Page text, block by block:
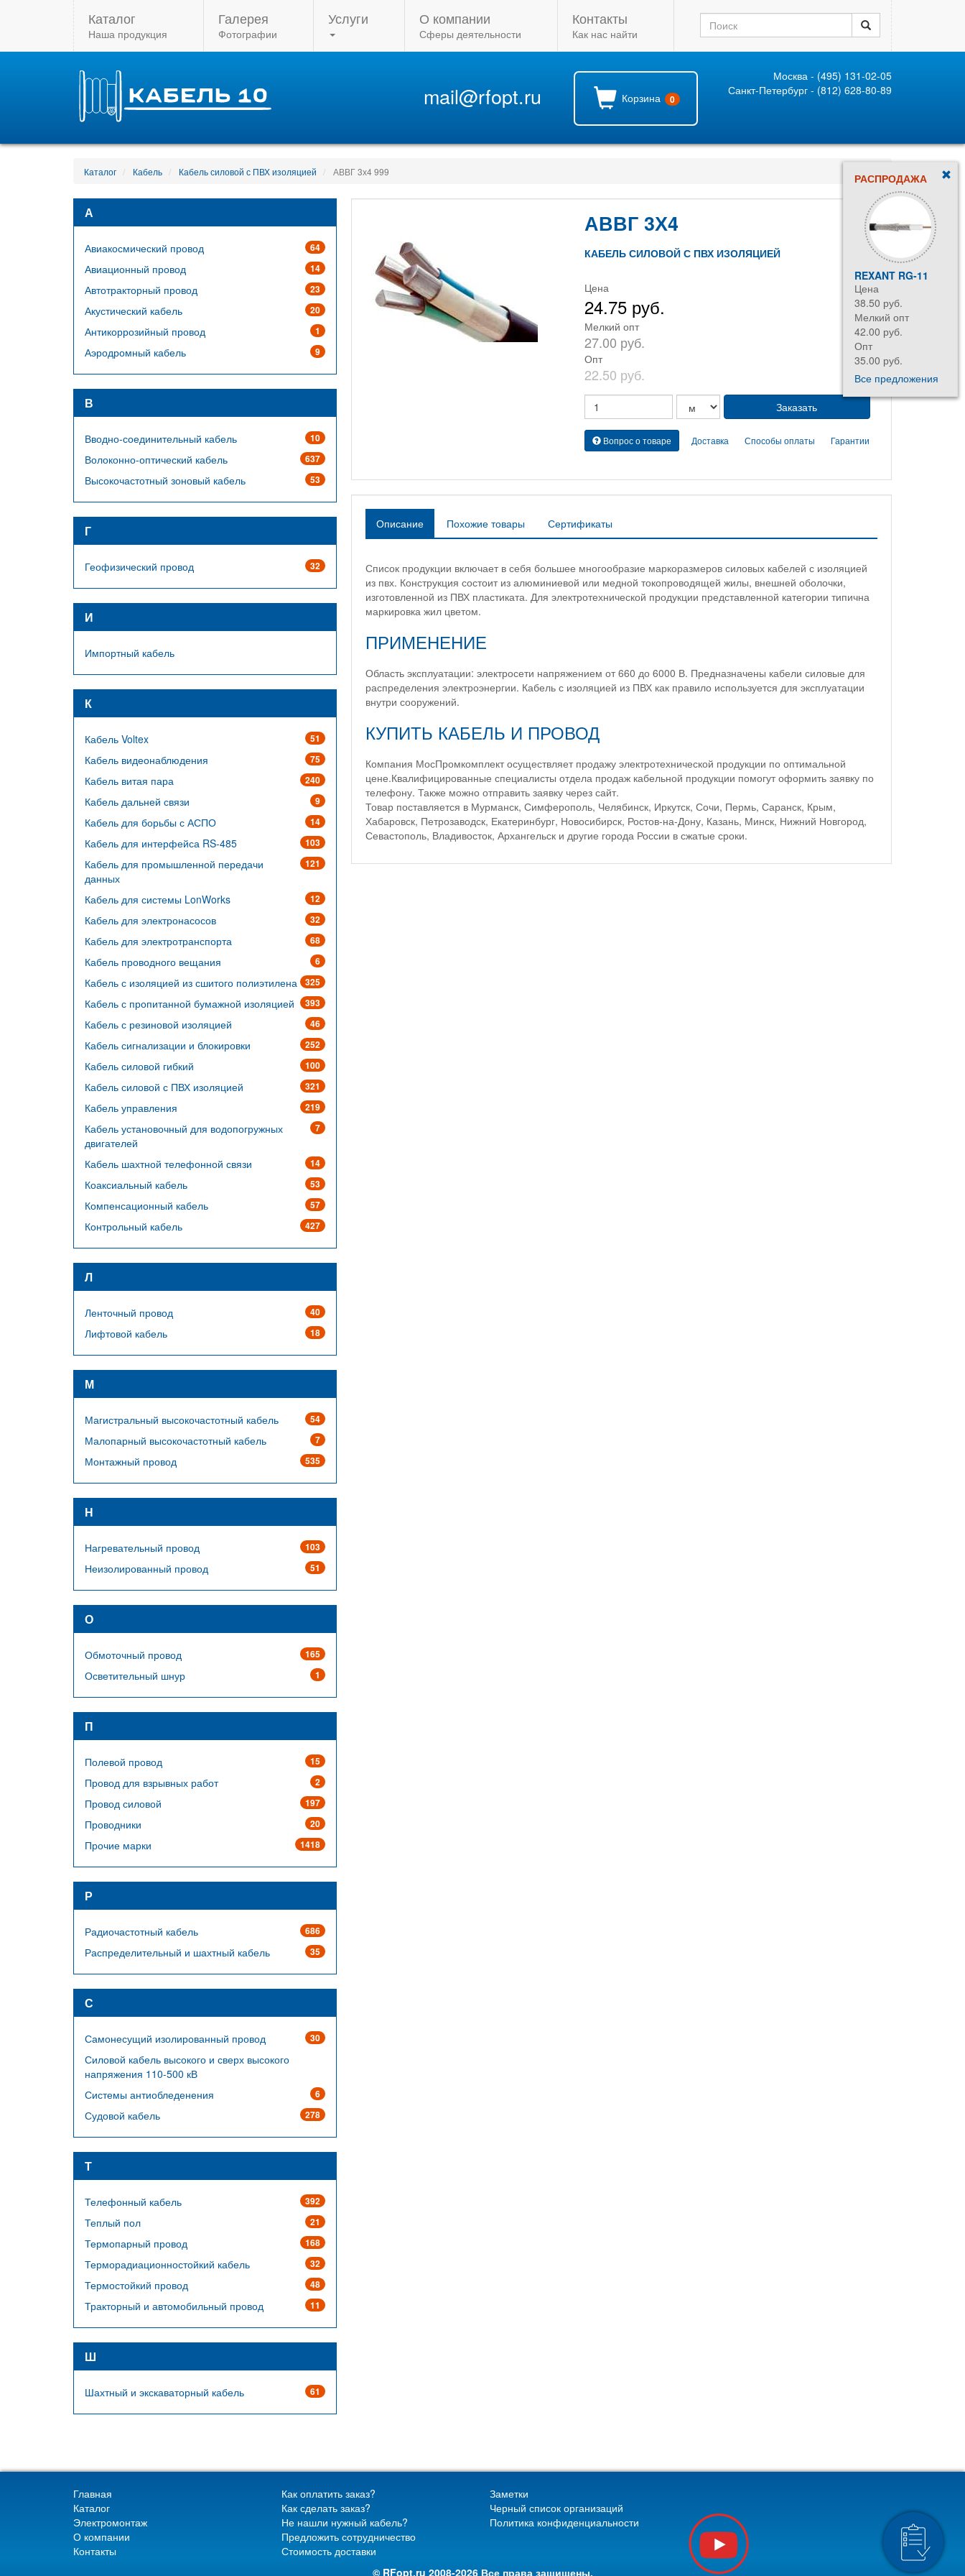
Каталог
Наша продукция
Галерея
Фотографии
Услуги О компании
Сферы деятельности
Контакты
Как нас найти
mail@rfopt.ru Корзина 0
Москва - (495) 131-02-05
Санкт-Петербург - (812) 628-80-89
РАСПРОДАЖА
REXANT RG-11
Цена
38.50 руб.
Мелкий опт
42.00 руб.
Опт
35.00 руб.
Все предложения
Каталог Кабель Кабель силовой с ПВХ изоляцией АВВГ 3х4 999
А
64
Авиакосмический провод
14
Авиационный провод
23
Автотракторный провод
20
Акустический кабель
1
Антикоррозийный провод
9
Аэродромный кабель
В
10
Вводно-соединительный кабель
637
Волоконно-оптический кабель
53
Высокочастотный зоновый кабель
Г
32
Геофизический провод
И
Импортный кабель
К
51
Кабель Voltex
75
Кабель видеонаблюдения
240
Кабель витая пара
9
Кабель дальней связи
14
Кабель для борьбы с АСПО
103
Кабель для интерфейса RS-485
121
Кабель для промышленной передачи
данных
12
Кабель для системы LonWorks
32
Кабель для электронасосов
68
Кабель для электротранспорта
6
Кабель проводного вещания
325
Кабель с изоляцией из сшитого полиэтилена
393
Кабель с пропитанной бумажной изоляцией
46
Кабель с резиновой изоляцией
252
Кабель сигнализации и блокировки
100
Кабель силовой гибкий
321
Кабель силовой с ПВХ изоляцией
219
Кабель управления
7
Кабель установочный для водопогружных
двигателей
14
Кабель шахтной телефонной связи
53
Коаксиальный кабель
57
Компенсационный кабель
427
Контрольный кабель
Л
40
Ленточный провод
18
Лифтовой кабель
М
54
Магистральный высокочастотный кабель
7
Малопарный высокочастотный кабель
535
Монтажный провод
Н
103
Нагревательный провод
51
Неизолированный провод
О
165
Обмоточный провод
1
Осветительный шнур
П
15
Полевой провод
2
Провод для взрывных работ
197
Провод силовой
20
Проводники
1418
Прочие марки
Р
686
Радиочастотный кабель
35
Распределительный и шахтный кабель
С
30
Самонесущий изолированный провод
Силовой кабель высокого и сверх высокого
напряжения 110-500 кВ
6
Системы антиобледенения
278
Судовой кабель
Т
392
Телефонный кабель
21
Теплый пол
168
Термопарный провод
32
Терморадиационностойкий кабель
48
Термостойкий провод
11
Тракторный и автомобильный провод
Ш
61
Шахтный и экскаваторный кабель
АВВГ 3Х4
КАБЕЛЬ СИЛОВОЙ С ПВХ ИЗОЛЯЦИЕЙ
Цена
24.75 руб.
Мелкий опт
27.00 руб.
Опт
22.50 руб.
Вопрос о товаре Гарантии
Способы оплаты
Доставка
Описание Похожие товары Сертификаты
Список продукции включает в себя большее многообразие маркоразмеров силовых кабелей с изоляцией
из пвх. Конструкция состоит из алюминиевой или медной токопроводящей жилы, внешней оболочки,
изготовленной из ПВХ пластиката. Для электротехнической продукции представленной категории типична
маркировка жил цветом.
ПРИМЕНЕНИЕ
Область эксплуатации: электросети напряжением от 660 до 6000 В. Предназначены кабели силовые для
распределения электроэнергии. Кабель с изоляцией из ПВХ как правило используется для эксплуатации
внутри сооружений.
КУПИТЬ КАБЕЛЬ И ПРОВОД
Компания МосПромкомплект осуществляет продажу электротехнической продукции по оптимальной
цене.Квалифицированные специалисты отдела продаж кабельной продукции помогут оформить заявку по
телефону. Также можно отправить заявку через сайт.
Товар поставляется в Мурманск, Симферополь, Челябинск, Иркутск, Сочи, Пермь, Саранск, Крым,
Хабаровск, Петрозаводск, Екатеринбург, Новосибирск, Ростов-на-Дону, Казань, Минск, Нижний Новгород,
Севастополь, Владивосток, Архангельск и другие города России в сжатые сроки.
Главная
Каталог
Электромонтаж
О компании
Контакты
Как оплатить заказ?
Как сделать заказ?
Не нашли нужный кабель?
Предложить сотрудничество
Стоимость доставки
Заметки
Черный список организаций
Политика конфиденциальности
© RFopt.ru 2008-2026 Все права защищены.